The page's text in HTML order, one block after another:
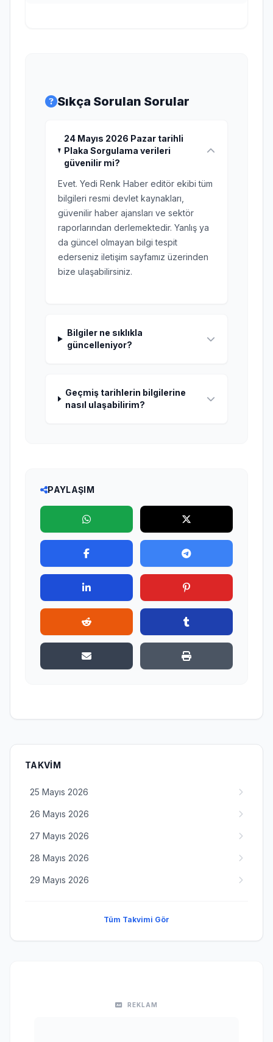
Sıkça Sorulan Sorular
24 Mayıs 2026 Pazar tarihli
Plaka Sorgulama verileri
güvenilir mi?
Evet. Yedi Renk Haber editör ekibi tüm
bilgileri resmi devlet kaynakları,
güvenilir haber ajansları ve sektör
raporlarından derlemektedir. Yanlış ya
da güncel olmayan bilgi tespit
ederseniz iletişim sayfamız üzerinden
bize ulaşabilirsiniz.
Bilgiler ne sıklıkla
güncelleniyor?
Geçmiş tarihlerin bilgilerine
nasıl ulaşabilirim?
PAYLAŞIM
TAKVIM
25 Mayıs 2026
26 Mayıs 2026
27 Mayıs 2026
28 Mayıs 2026
29 Mayıs 2026
Tüm Takvimi Gör
REKLAM